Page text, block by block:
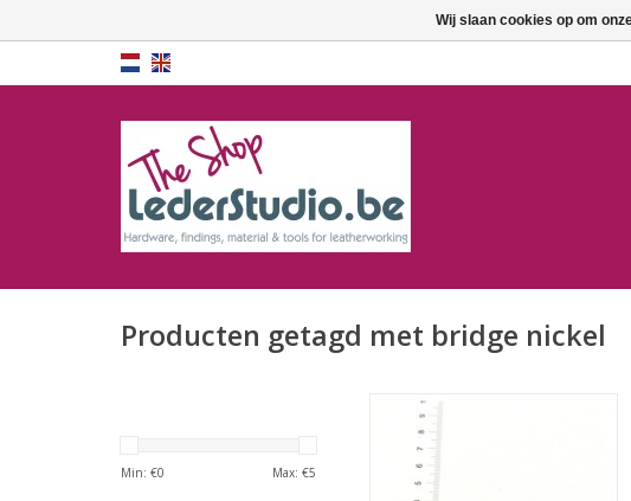
Producten getagd met bridge nickel
Min: €0 Max: €5
TOEVOEGEN AAN WINKELWAGEN
Wij slaan cookies op om